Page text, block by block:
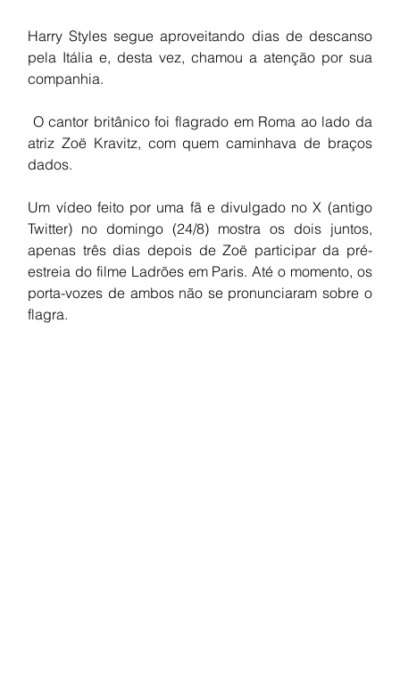
Harry Styles segue aproveitando dias de descanso
pela Itália e, desta vez, chamou a atenção por sua
companhia.
O cantor britânico foi flagrado em Roma ao lado da
atriz Zoë Kravitz, com quem caminhava de braços
dados.
Um vídeo feito por uma fã e divulgado no X (antigo
Twitter) no domingo (24/8) mostra os dois juntos,
apenas três dias depois de Zoë participar da pré-
estreia do filme Ladrões em Paris. Até o momento, os
porta-vozes de ambos não se pronunciaram sobre o
flagra.